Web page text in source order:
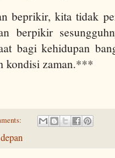
beprikir, kita tidak
berpikir
bagi kehidupan
kondisi zaman.***